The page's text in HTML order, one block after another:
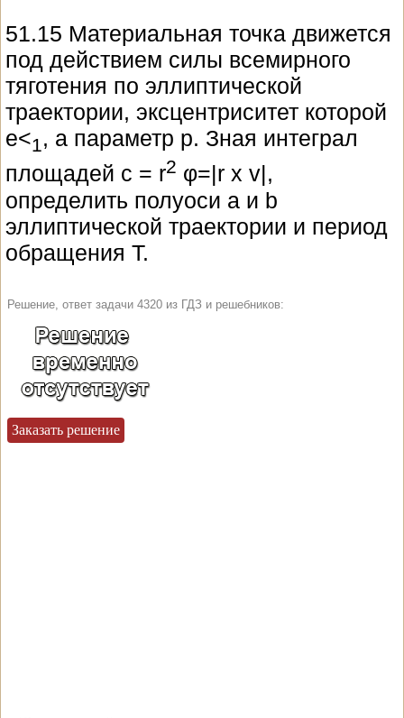
51.15 Материальная точка движется
под действием силы всемирного
тяготения по эллиптической
траектории, эксцентриситет которой
е<1, а параметр р. Зная интеграл
площадей c = r2 φ=|r x v|,
определить полуоси а и b
эллиптической траектории и период
обращения Т.
Решение, ответ задачи 4320 из ГДЗ и решебников:
Заказать решение